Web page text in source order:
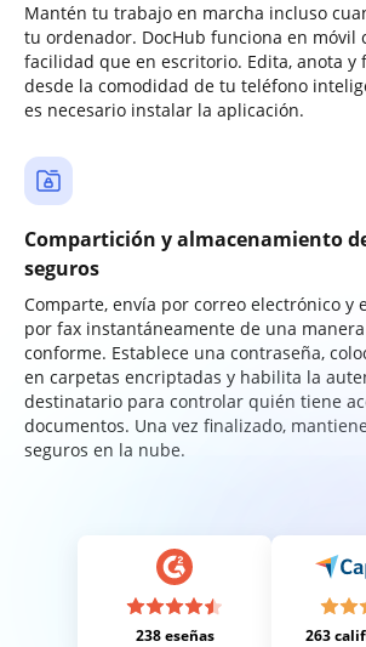
Mantén tu trabajo en marcha incluso
tu ordenador. DocHub funciona en móvil
facilidad que en escritorio. Edita, anota y
desde la comodidad de tu teléfono
es necesario instalar la aplicación.
Compartición y almacenamiento
seguros
Comparte, envía por correo electrónico y
por fax instantáneamente de una
conforme. Establece una contraseña,
en carpetas encriptadas y habilita la
destinatario para controlar quién tiene
documentos. Una vez finalizado,
seguros en la nube.
238 eseñas 263